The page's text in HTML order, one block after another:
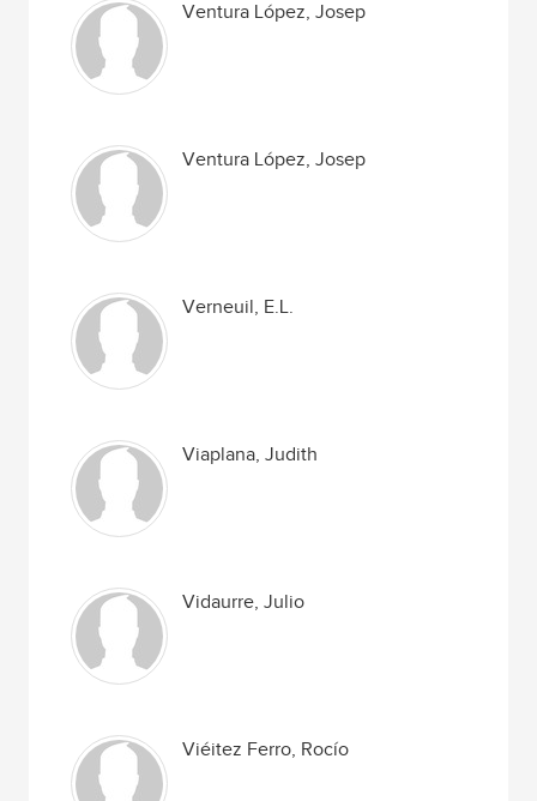
Ventura López, Josep
Ventura López, Josep
Verneuil, E.L.
Viaplana, Judith
Vidaurre, Julio
Viéitez Ferro, Rocío